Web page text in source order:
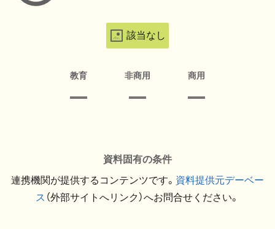
該当なし
教育 非商用 商用
資料固有の条件
連携機関が提供するコンテンツです。 資料提供元デーベー
ス （外部サイトへリンク）へお問合せください。